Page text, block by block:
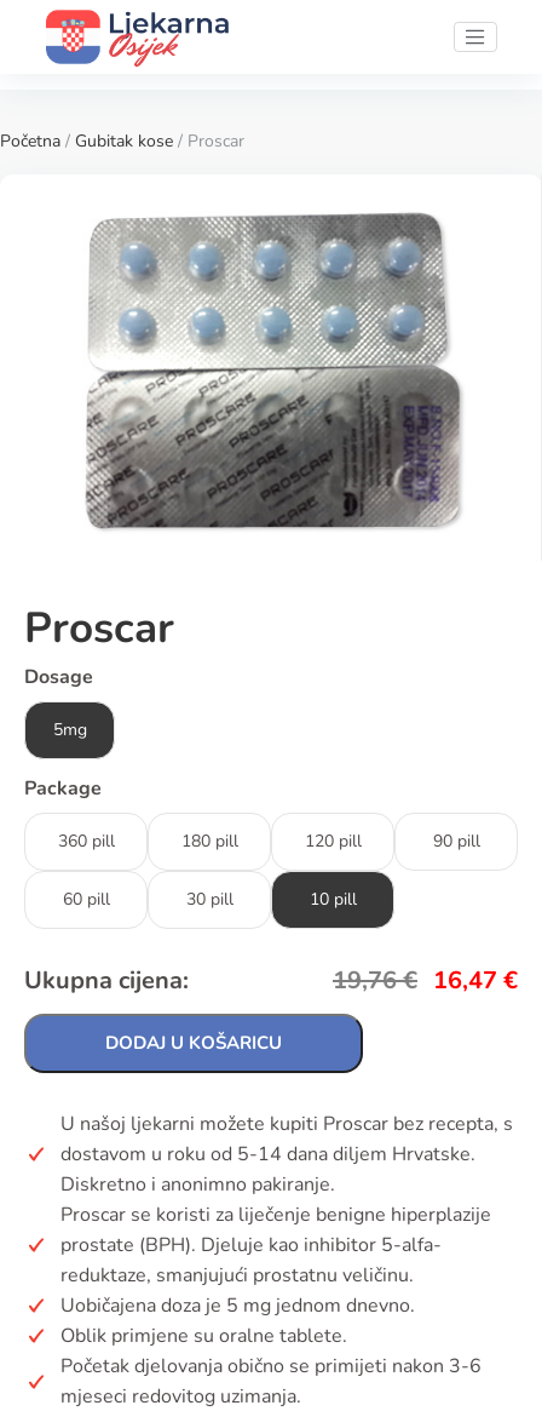
Početna / Gubitak kose / Proscar
Proscar
Dosage
5mg
Package
360 pill 180 pill 120 pill 90 pill
60 pill 30 pill 10 pill
Ukupna cijena: 19,76€ 16,47 €
DODAJ U KOŠARICU
U našoj ljekarni možete kupiti Proscar bez recepta, s
dostavom u roku od 5-14 dana diljem Hrvatske.
Diskretno i anonimno pakiranje.
Proscar se koristi za liječenje benigne hiperplazije
prostate (BPH). Djeluje kao inhibitor 5-alfa-
reduktaze, smanjujući prostatnu veličinu.
Uobičajena doza je 5 mg jednom dnevno.
Oblik primjene su oralne tablete.
Početak djelovanja obično se primijeti nakon 3-6
mjeseci redovitog uzimanja.